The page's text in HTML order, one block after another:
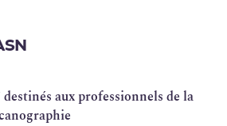
aux professionnels de la